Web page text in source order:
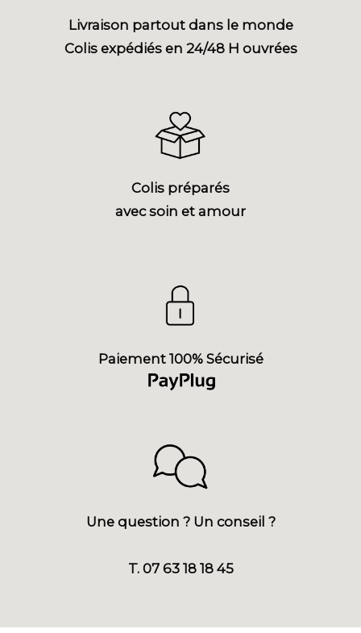
Livraison partout dans le monde
Colis expédiés en 24/48 H ouvrées
Colis préparés
avec soin et amour
Paiement 100% Sécurisé
Une question ? Un conseil ?
T. 07 63 18 18 45